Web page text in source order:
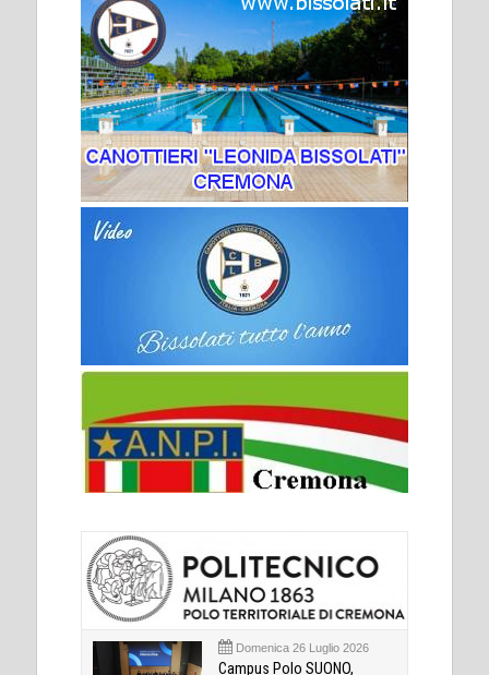
Domenica 26 Luglio 2026
Campus Polo SUONO,